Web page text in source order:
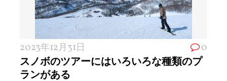
2023年12月31日 0
スノボのツアーにはいろいろな種類のプ
ランがある